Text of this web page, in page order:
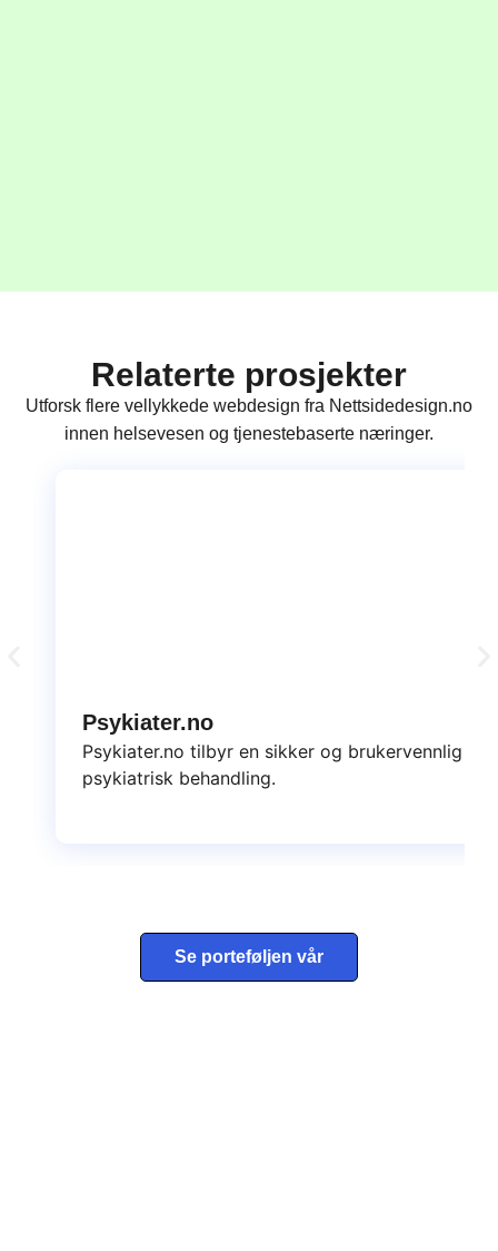
Relaterte prosjekter
Utforsk flere vellykkede webdesign fra Nettsidedesign.no
innen helsevesen og tjenestebaserte næringer.
Psykiater.no
Psykiater.no tilbyr en sikker og brukervennlig
psykiatrisk behandling.
Se porteføljen vår